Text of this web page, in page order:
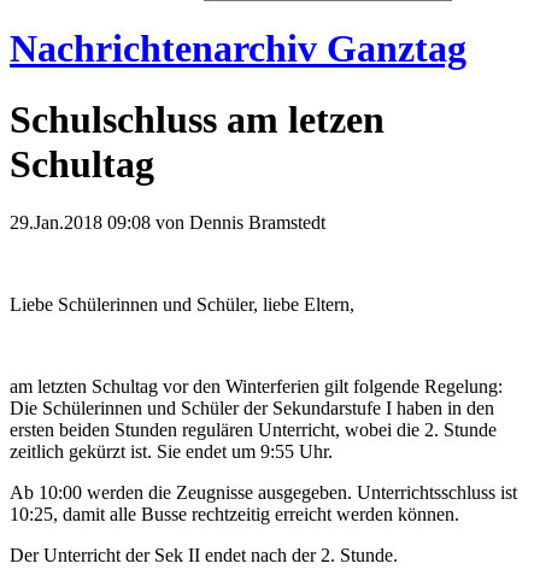
Nachrichtenarchiv Ganztag
Schulschluss am letzen
Schultag
29.Jan.2018 09:08 von Dennis Bramstedt
Liebe Schülerinnen und Schüler, liebe Eltern,
am letzten Schultag vor den Winterferien gilt folgende Regelung:
Die Schülerinnen und Schüler der Sekundarstufe I haben in den
ersten beiden Stunden regulären Unterricht, wobei die 2. Stunde
zeitlich gekürzt ist. Sie endet um 9:55 Uhr.
Ab 10:00 werden die Zeugnisse ausgegeben. Unterrichtsschluss ist
10:25, damit alle Busse rechtzeitig erreicht werden können.
Der Unterricht der Sek II endet nach der 2. Stunde.